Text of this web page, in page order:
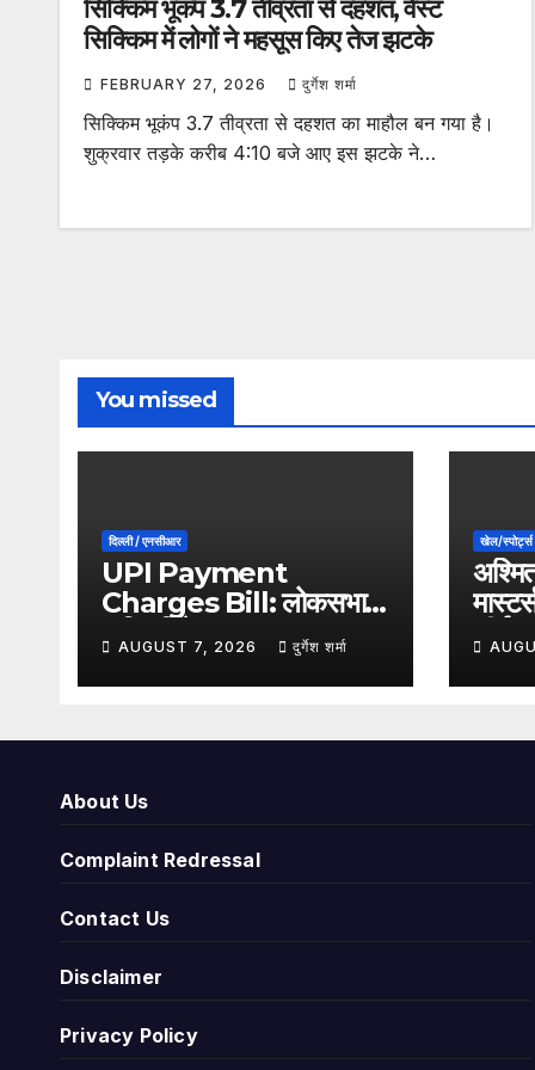
सिक्किम भूकंप 3.7 तीव्रता से दहशत, वेस्ट
सिक्किम में लोगों ने महसूस किए तेज झटके
FEBRUARY 27, 2026 दुर्गेश शर्मा
सिक्किम भूकंप 3.7 तीव्रता से दहशत का माहौल बन गया है।
शुक्रवार तड़के करीब 4:10 बजे आए इस झटके ने…
You missed
दिल्ली / एनसीआर
UPI Payment
Charges Bill: लोकसभा से
पारित विधेयक, क्या अब UPI
भुगतान पर लग सकता है
शुल्क?
AUGUST 7, 2026 दुर्गेश शर्मा
खेल/स्पोर्ट्स
शीर्ष
जगह
About Us
Complaint Redressal
Contact Us
Disclaimer
Privacy Policy